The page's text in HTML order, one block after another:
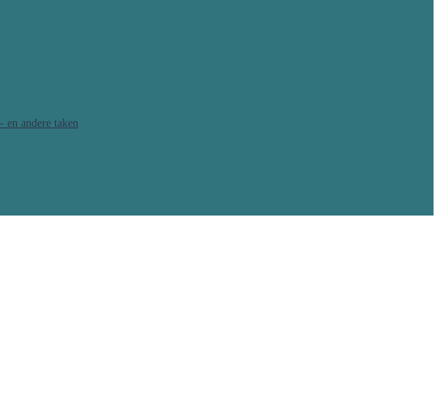
en andere taken